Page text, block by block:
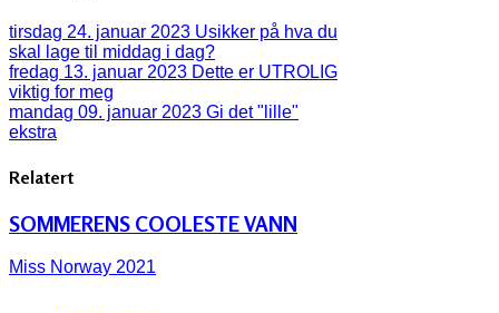
tirsdag 24. januar 2023 Usikker på hva du
skal lage til middag i dag?
fredag 13. januar 2023 Dette er UTROLIG
viktig for meg
mandag 09. januar 2023 Gi det "lille"
ekstra
Relatert
SOMMERENS COOLESTE VANN
Miss Norway 2021